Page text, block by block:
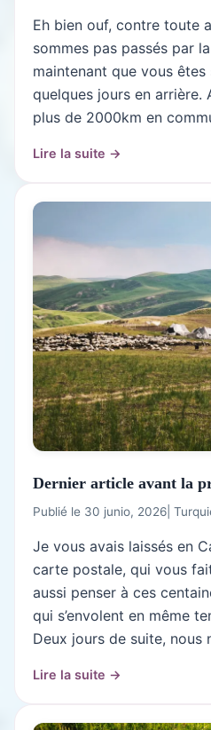
Eh bien ouf, contre toute
sommes pas passés par
maintenant que vous
quelques jours en
plus de 2000km en
Lire la suite →
Dernier article avant la
Publié le 30 junio, 2026
Je vous avais laissés en
carte postale, qui vous
aussi penser à ces
qui s’envolent en même
Deux jours de suite, nous
Lire la suite →